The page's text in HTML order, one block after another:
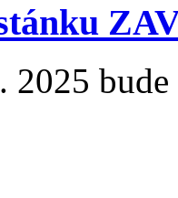
2025